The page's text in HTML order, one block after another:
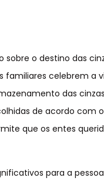
o destino das
familiares celebrem a
das
de acordo com
que os entes
para a